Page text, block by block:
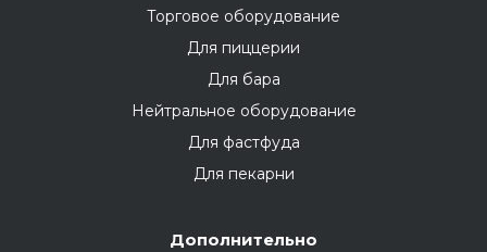
Торговое оборудование
Для пиццерии
Для бара
Нейтральное оборудование
Для фастфуда
Для пекарни
Дополнительно